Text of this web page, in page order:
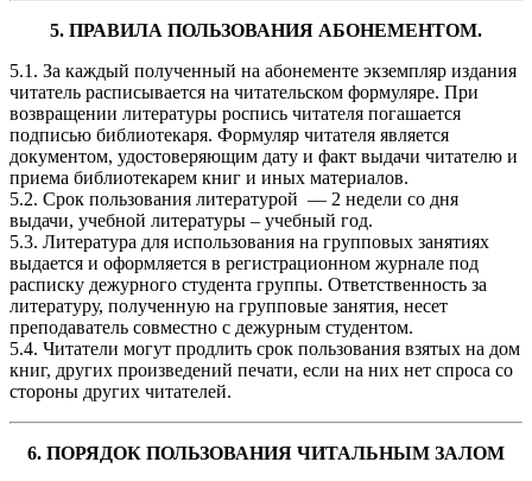
5. ПРАВИЛА ПОЛЬЗОВАНИЯ АБОНЕМЕНТОМ.
5.1. За каждый полученный на абонементе экземпляр издания
читатель расписывается на читательском формуляре. При
возвращении литературы роспись читателя погашается
подписью библиотекаря. Формуляр читателя является
документом, удостоверяющим дату и факт выдачи читателю и
приема библиотекарем книг и иных материалов.
5.2. Срок пользования литературой — 2 недели со дня
выдачи, учебной литературы – учебный год.
5.3. Литература для использования на групповых занятиях
выдается и оформляется в регистрационном журнале под
расписку дежурного студента группы. Ответственность за
литературу, полученную на групповые занятия, несет
преподаватель совместно с дежурным студентом.
5.4. Читатели могут продлить срок пользования взятых на дом
книг, других произведений печати, если на них нет спроса со
стороны других читателей.
6. ПОРЯДОК ПОЛЬЗОВАНИЯ ЧИТАЛЬНЫМ ЗАЛОМ